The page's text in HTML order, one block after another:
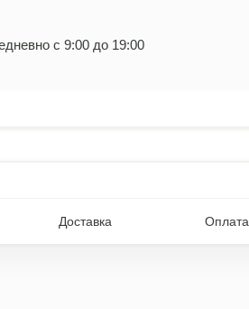
с 9:00 до 19:00
Доставка Оплата